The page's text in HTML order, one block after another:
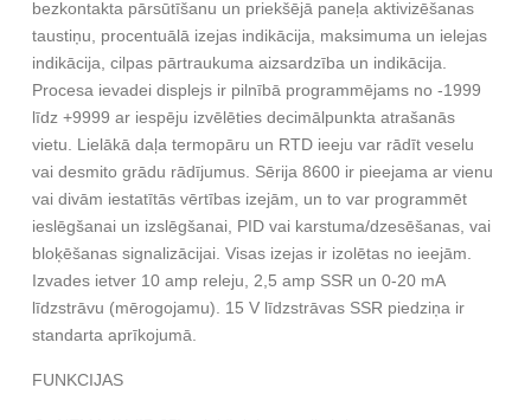
bezkontakta pārsūtīšanu un priekšējā paneļa aktivizēšanas
taustiņu, procentuālā izejas indikācija, maksimuma un ielejas
indikācija, cilpas pārtraukuma aizsardzība un indikācija.
Procesa ievadei displejs ir pilnībā programmējams no -1999
līdz +9999 ar iespēju izvēlēties decimālpunkta atrašanās
vietu. Lielākā daļa termopāru un RTD ieeju var rādīt veselu
vai desmito grādu rādījumus. Sērija 8600 ir pieejama ar vienu
vai divām iestatītās vērtības izejām, un to var programmēt
ieslēgšanai un izslēgšanai, PID vai karstuma/dzesēšanas, vai
bloķēšanas signalizācijai. Visas izejas ir izolētas no ieejām.
Izvades ietver 10 amp releju, 2,5 amp SSR un 0-20 mA
līdzstrāvu (mērogojamu). 15 V līdzstrāvas SSR piedziņa ir
standarta aprīkojumā.
FUNKCIJAS